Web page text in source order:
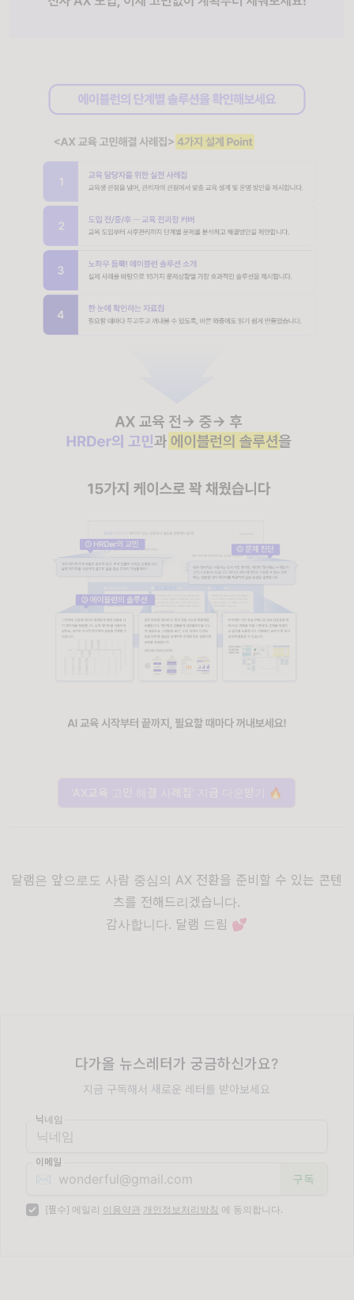
'AX교육 고민 해결 사례집' 지금 다운받기 🔥
달램은 앞으로도 사람 중심의 AX 전환을 준비할 수 있는 콘텐
츠를 전해드리겠습니다.
감사합니다. 달램 드림 💕
다가올 뉴스레터가 궁금하신가요?
지금 구독해서 새로운 레터를 받아보세요
닉네임
이메일
✉️
[필수] 메일리 이용약관 개인정보처리방침 에 동의합니다.